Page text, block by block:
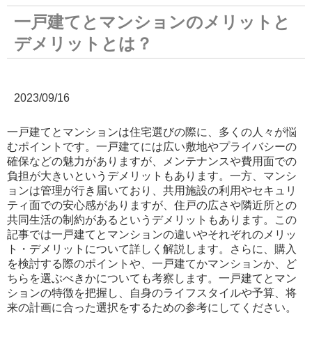
一戸建てとマンションのメリットと
デメリットとは？
2023/09/16
一戸建てとマンションは住宅選びの際に、多くの人々が悩
むポイントです。一戸建てには広い敷地やプライバシーの
確保などの魅力がありますが、メンテナンスや費用面での
負担が大きいというデメリットもあります。一方、マンシ
ョンは管理が行き届いており、共用施設の利用やセキュリ
ティ面での安心感がありますが、住戸の広さや隣近所との
共同生活の制約があるというデメリットもあります。この
記事では一戸建てとマンションの違いやそれぞれのメリッ
ト・デメリットについて詳しく解説します。さらに、購入
を検討する際のポイントや、一戸建てかマンションか、ど
ちらを選ぶべきかについても考察します。一戸建てとマン
ションの特徴を把握し、自身のライフスタイルや予算、将
来の計画に合った選択をするための参考にしてください。